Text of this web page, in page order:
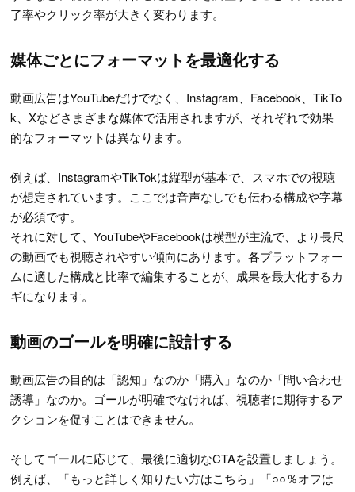
了率やクリック率が大きく変わります。
媒体ごとにフォーマットを最適化する
動画広告はYouTubeだけでなく、Instagram、Facebook、TikTo
k、Xなどさまざまな媒体で活用されますが、それぞれで効果
的なフォーマットは異なります。
例えば、InstagramやTikTokは縦型が基本で、スマホでの視聴
が想定されています。ここでは音声なしでも伝わる構成や字幕
が必須です。
それに対して、YouTubeやFacebookは横型が主流で、より長尺
の動画でも視聴されやすい傾向にあります。各プラットフォー
ムに適した構成と比率で編集することが、成果を最大化するカ
ギになります。
動画のゴールを明確に設計する
動画広告の目的は「認知」なのか「購入」なのか「問い合わせ
誘導」なのか。ゴールが明確でなければ、視聴者に期待するア
クションを促すことはできません。
そしてゴールに応じて、最後に適切なCTAを設置しましょう。
例えば、「もっと詳しく知りたい方はこちら」「○○％オフは